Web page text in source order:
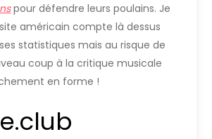
pour défendre leurs poulains. Je
américain compte là dessus
statistiques mais au risque de
coup à la critique musicale
en forme !